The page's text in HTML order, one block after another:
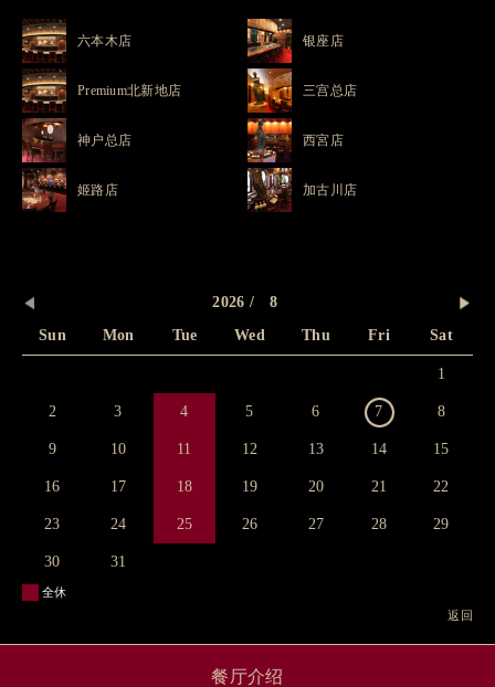
六本木店 银座店
Premium北新地店 三宫总店
神户总店 西宮店
姬路店 加古川店
2026 / 8
Sun
Mon Tue Wed Thu Fri Sat
1
2 3 4 5 6 7 8
9 10 11 12 13 14 15
16 17 18 19 20 21 22
23 24 25 26 27 28 29
30 31
全休
返回
餐厅介绍